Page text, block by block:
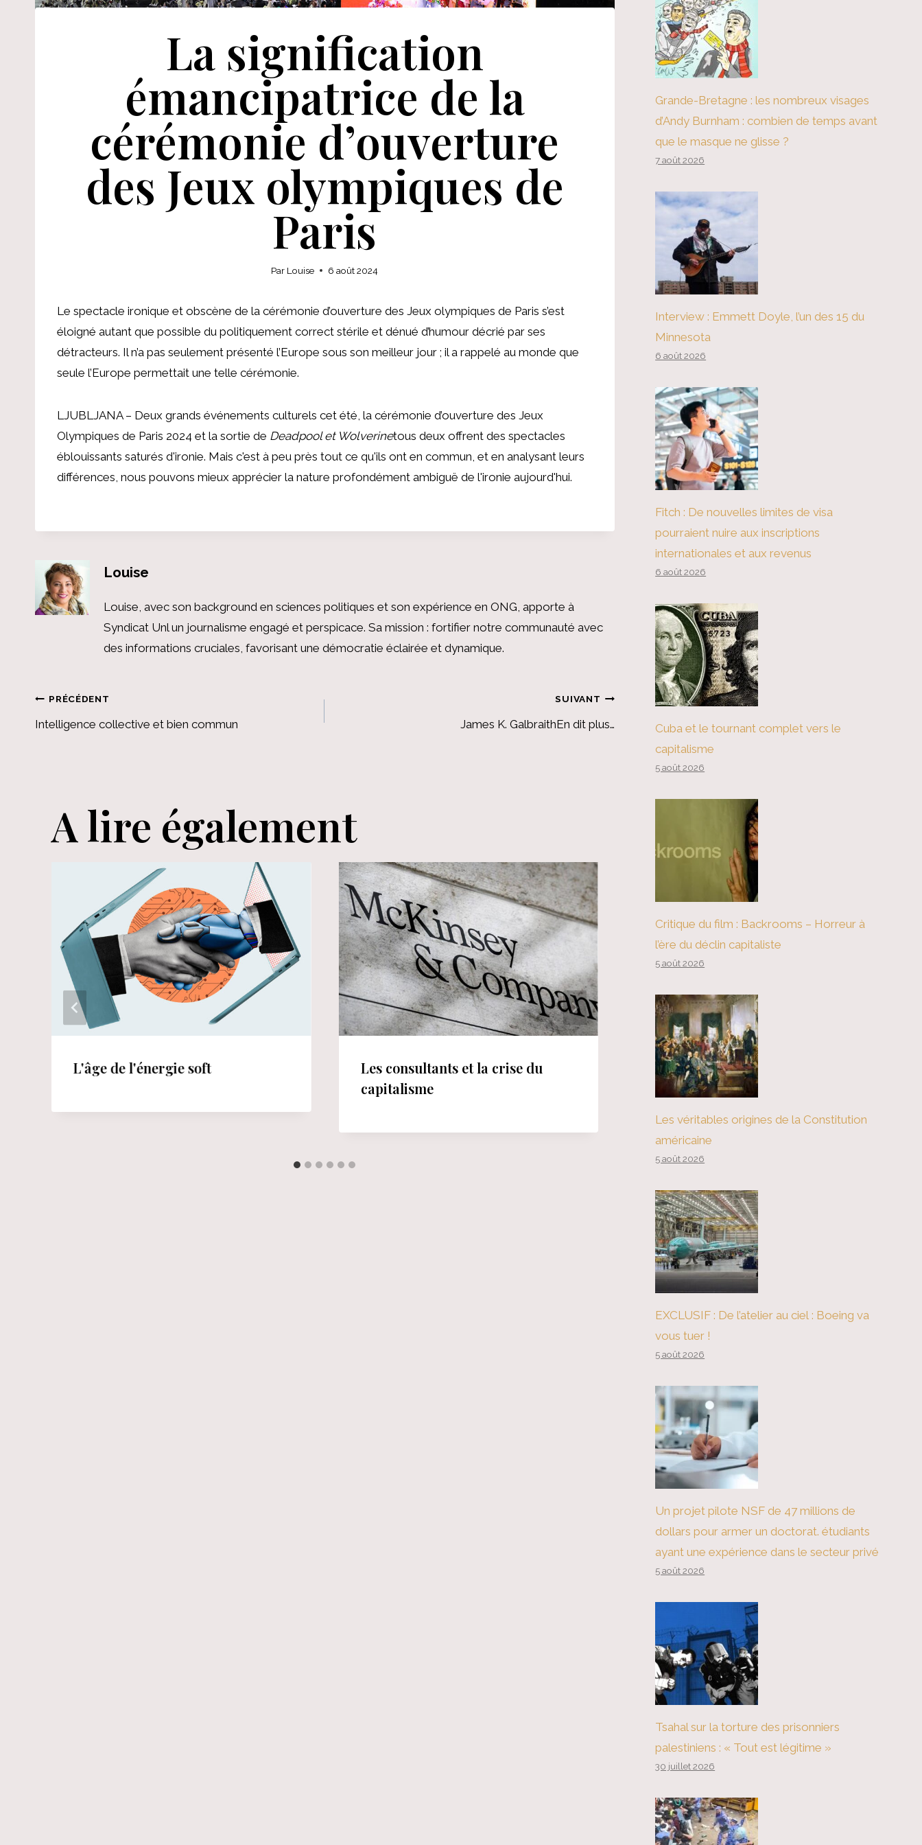
La signification
émancipatrice de la
cérémonie d’ouverture
des Jeux olympiques de
Paris
Par Louise 6 août 2024
Le spectacle ironique et obscène de la cérémonie d’ouverture des Jeux olympiques de Paris s’est
éloigné autant que possible du politiquement correct stérile et dénué d’humour décrié par ses
détracteurs. Il n’a pas seulement présenté l’Europe sous son meilleur jour ; il a rappelé au monde que
seule l’Europe permettait une telle cérémonie.
LJUBLJANA – Deux grands événements culturels cet été, la cérémonie d’ouverture des Jeux
Olympiques de Paris 2024 et la sortie de Deadpool et Wolverinetous deux offrent des spectacles
éblouissants saturés d'ironie. Mais c'est à peu près tout ce qu'ils ont en commun, et en analysant leurs
différences, nous pouvons mieux apprécier la nature profondément ambiguë de l'ironie aujourd'hui.
Louise
Louise, avec son background en sciences politiques et son expérience en ONG, apporte à
Syndicat Unl un journalisme engagé et perspicace. Sa mission : fortifier notre communauté avec
des informations cruciales, favorisant une démocratie éclairée et dynamique.
Navigation
de
PRÉCÉDENT
Intelligence collective et bien commun
SUIVANT
James K. GalbraithEn dit plus…
A lire également
L'âge de l'énergie soft
Les consultants et la crise du
capitalisme
Le problème du chômage des
jeunes en Chine
Grande-Bretagne : les nombreux visages
d’Andy Burnham : combien de temps avant
que le masque ne glisse ?
7 août 2026
Interview : Emmett Doyle, l’un des 15 du
Minnesota
6 août 2026
Fitch : De nouvelles limites de visa
pourraient nuire aux inscriptions
internationales et aux revenus
6 août 2026
Cuba et le tournant complet vers le
capitalisme
5 août 2026
Critique du film : Backrooms – Horreur à
l’ère du déclin capitaliste
5 août 2026
Les véritables origines de la Constitution
américaine
5 août 2026
EXCLUSIF : De l’atelier au ciel : Boeing va
vous tuer !
5 août 2026
Un projet pilote NSF de 47 millions de
dollars pour armer un doctorat. étudiants
ayant une expérience dans le secteur privé
5 août 2026
Tsahal sur la torture des prisonniers
palestiniens : « Tout est légitime »
30 juillet 2026